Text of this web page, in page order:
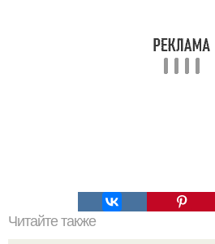
Читайте также